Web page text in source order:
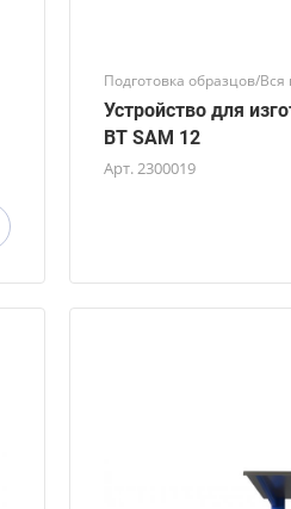
Подготовка образцов/Вся
Устройство для
BT SAM 12
Арт.2300019